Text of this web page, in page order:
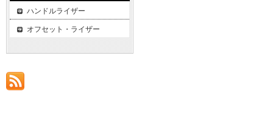
ハンドルライザー
オフセット・ライザー